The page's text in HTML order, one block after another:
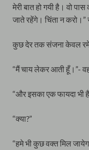
मेरी बात हो गयी है। वो
जाते रहेंगे। चिंता न करो।”
कुछ देर तक संजना केवल
“मैं चाय लेकर आती हूँ।”- वह
“और इसका एक फायदा भी
“क्या?”
“हमे भी कुछ वक्त मिल